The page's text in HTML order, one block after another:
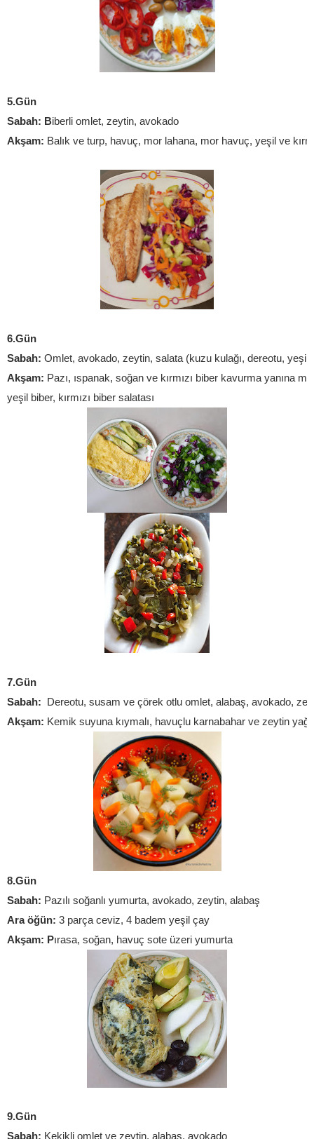
5.Gün
Sabah: Biberli omlet, zeytin, avokado
Akşam: Balık ve turp, havuç, mor lahana, mor havuç, yeşil ve
6.Gün
Sabah: Omlet, avokado, zeytin, salata (kuzu kulağı, dereotu, yeşil
Akşam: Pazı, ıspanak, soğan ve kırmızı biber kavurma yanına
yeşil biber, kırmızı biber salatası
7.Gün
Sabah: Dereotu, susam ve çörek otlu omlet, alabaş, avokado,
Akşam: Kemik suyuna kıymalı, havuçlu karnabahar ve zeytin
8.Gün
Sabah: Pazılı soğanlı yumurta, avokado, zeytin, alabaş
Ara öğün: 3 parça ceviz, 4 badem yeşil çay
Akşam: Pırasa, soğan, havuç sote üzeri yumurta
9.Gün
Sabah: Kekikli omlet ve zeytin, alabaş, avokado